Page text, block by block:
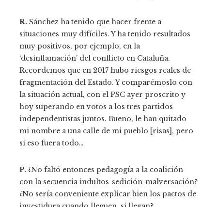
R. Sánchez ha tenido que hacer frente a
situaciones muy difíciles. Y ha tenido resultados
muy positivos, por ejemplo, en la
‘desinflamación’ del conflicto en Cataluña.
Recordemos que en 2017 hubo riesgos reales de
fragmentación del Estado. Y comparémoslo con
la situación actual, con el PSC ayer proscrito y
hoy superando en votos a los tres partidos
independentistas juntos. Bueno, le han quitado
mi nombre a una calle de mi pueblo [risas], pero
si eso fuera todo…
P. ¿No faltó entonces pedagogía a la coalición
con la secuencia indultos-sedición-malversación?
¿No sería conveniente explicar bien los pactos de